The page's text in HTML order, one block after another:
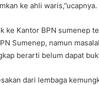
ke ahli waris,”ucapnya.
ke Kantor BPN sumenep
Sumenep, namun
berarti belum dapat
dari lembaga